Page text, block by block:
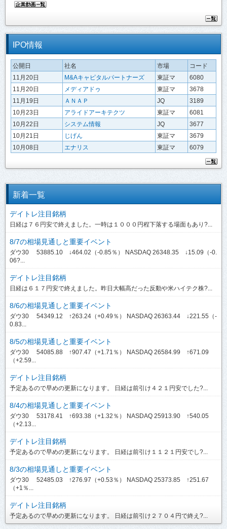
IPO情報
公開日 社名 市場
コード
11月20日
M&Aキャピタルパートナーズ 東証マ
6080
11月20日
メディアドゥ 東証マ
3678
11月19日
ＡＮＡＰ JQ
3189
10月23日
アライドアーキテクツ 東証マ
6081
10月22日
システム情報 JQ
3677
10月21日
じげん 東証マ
3679
10月08日
エナリス 東証マ 6079
新着一覧
デイトレ注目銘柄
日経は７６円安で終えました。一時は１０００円程下落する場面もあり?...
8/7の相場見通しと重要イベント
ダウ30 53885.10 ↓464.02（-0.85％） NASDAQ 26348.35 ↓15.09（-0.
06?...
デイトレ注目銘柄
日経は６１７円安で終えました。昨日大幅高だった反動や米ハイテク株?...
8/6の相場見通しと重要イベント
ダウ30 54349.12 ↑263.24（+0.49％） NASDAQ 26363.44 ↓221.55（-
0.83...
8/5の相場見通しと重要イベント
ダウ30 54085.88 ↑907.47（+1.71％） NASDAQ 26584.99 ↑671.09
（+2.59...
デイトレ注目銘柄
予定あるので早めの更新になります。 日経は前引け４２１円安でした?...
8/4の相場見通しと重要イベント
ダウ30 53178.41 ↑693.38（+1.32％） NASDAQ 25913.90 ↑540.05
（+2.13...
デイトレ注目銘柄
予定あるので早めの更新になります。 日経は前引け１１２１円安でし?...
8/3の相場見通しと重要イベント
ダウ30 52485.03 ↑276.97（+0.53％） NASDAQ 25373.85 ↑251.67
（+1％...
デイトレ注目銘柄
予定あるので早めの更新になります。 日経は前引け２７０４円で終え?...